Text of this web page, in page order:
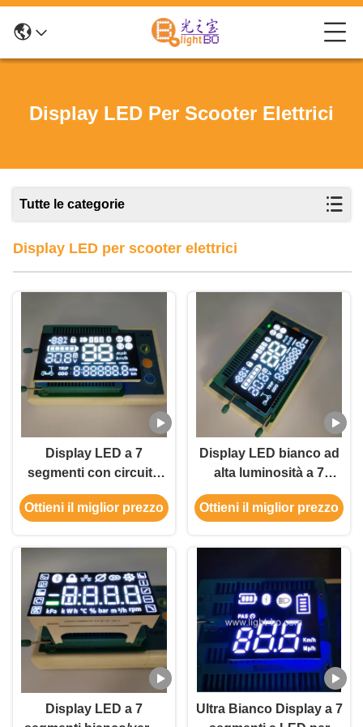
Display LED Per Scooter Elettrici
Tutte le categorie
Display LED per scooter elettrici
Display LED a 7
segmenti con circuito
integrato per scooter
elettrici
Ottieni il miglior prezzo
Display LED bianco ad
alta luminosità a 7
segmenti per scooter
elettrici
Ottieni il miglior prezzo
Display LED a 7
Ultra Bianco Display a 7